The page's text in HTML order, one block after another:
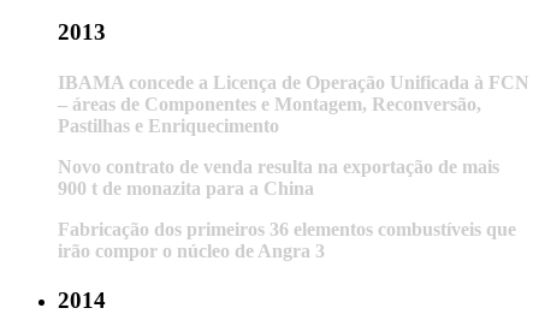
2013
IBAMA concede a Licença de Operação Unificada à FCN
– áreas de Componentes e Montagem, Reconversão,
Pastilhas e Enriquecimento
Novo contrato de venda resulta na exportação de mais
900 t de monazita para a China
Fabricação dos primeiros 36 elementos combustíveis que
irão compor o núcleo de Angra 3
2014